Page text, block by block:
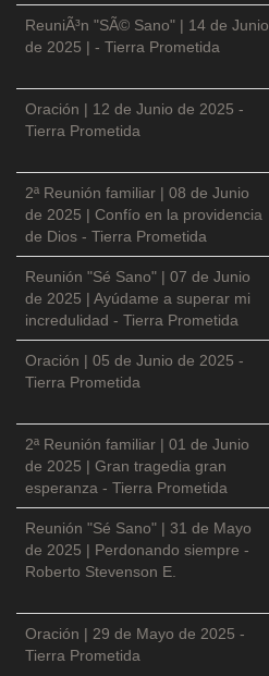
ReuniÃ³n "SÃ© Sano" | 14 de Junio
de 2025 | - Tierra Prometida
Oración | 12 de Junio de 2025 -
Tierra Prometida
2ª Reunión familiar | 08 de Junio
de 2025 | Confío en la providencia
de Dios - Tierra Prometida
Reunión "Sé Sano" | 07 de Junio
de 2025 | Ayúdame a superar mi
incredulidad - Tierra Prometida
Oración | 05 de Junio de 2025 -
Tierra Prometida
2ª Reunión familiar | 01 de Junio
de 2025 | Gran tragedia gran
esperanza - Tierra Prometida
Reunión "Sé Sano" | 31 de Mayo
de 2025 | Perdonando siempre -
Roberto Stevenson E.
Oración | 29 de Mayo de 2025 -
Tierra Prometida